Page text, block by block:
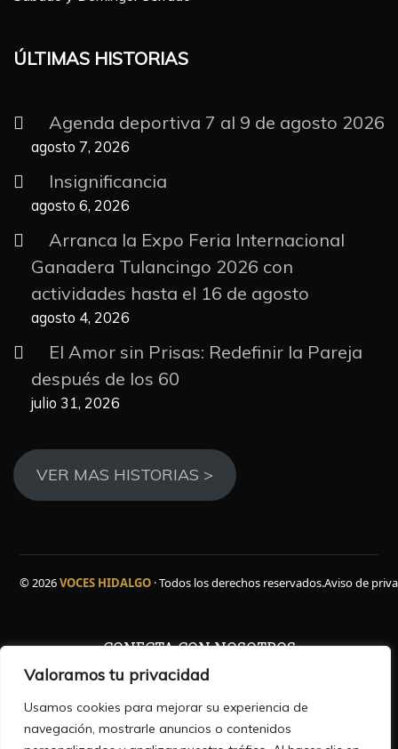
Valoramos tu privacidad
Usamos cookies para mejorar su experiencia de
navegación, mostrarle anuncios o contenidos
ÚLTIMAS HISTORIAS
Agenda deportiva 7 al 9 de agosto 2026
agosto 7, 2026
Insignificancia
agosto 6, 2026
Arranca la Expo Feria Internacional
Ganadera Tulancingo 2026 con
actividades hasta el 16 de agosto
agosto 4, 2026
El Amor sin Prisas: Redefinir la Pareja
después de los 60
julio 31, 2026
VER MAS HISTORIAS >
© 2026VOCES HIDALGO · Todos los derechos reservados.Aviso de
CONECTA CON NOSOTROS
Facebook
WhatsApp
Instagram
YouTube
TikTok
X